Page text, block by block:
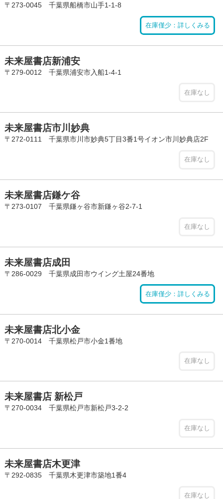
〒273-0045 千葉県船橋市山手1-1-8
在庫僅少：詳しくみる
未来屋書店新浦安
〒279-0012 千葉県浦安市入船1-4-1
在庫なし
未来屋書店市川妙典
〒272-0111 千葉県市川市妙典5丁目3番1号イオン市川妙典店2F
在庫なし
未来屋書店鎌ケ谷
〒273-0107 千葉県鎌ヶ谷市新鎌ヶ谷2-7-1
在庫なし
未来屋書店成田
〒286-0029 千葉県成田市ウイング土屋24番地
在庫僅少：詳しくみる
未来屋書店北小金
〒270-0014 千葉県松戸市小金1番地
在庫なし
未来屋書店 新松戸
〒270-0034 千葉県松戸市新松戸3-2-2
在庫なし
未来屋書店木更津
〒292-0835 千葉県木更津市築地1番4
在庫なし